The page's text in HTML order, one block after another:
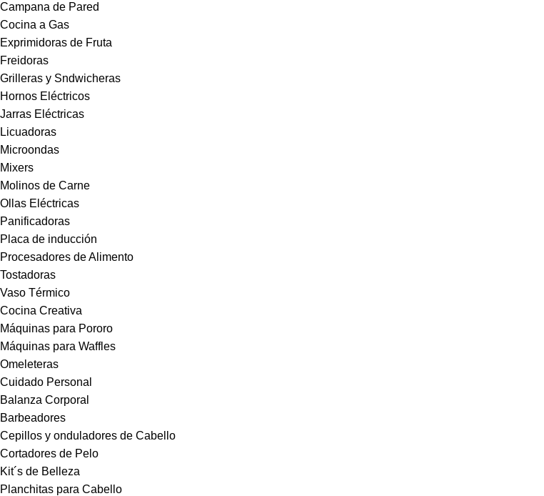
Campana de Pared
Cocina a Gas
Exprimidoras de Fruta
Freidoras
Grilleras y Sndwicheras
Hornos Eléctricos
Jarras Eléctricas
Licuadoras
Microondas
Mixers
Molinos de Carne
Ollas Eléctricas
Panificadoras
Placa de inducción
Procesadores de Alimento
Tostadoras
Vaso Térmico
Cocina Creativa
Máquinas para Pororo
Máquinas para Waffles
Omeleteras
Cuidado Personal
Balanza Corporal
Barbeadores
Cepillos y onduladores de Cabello
Cortadores de Pelo
Kit´s de Belleza
Planchitas para Cabello